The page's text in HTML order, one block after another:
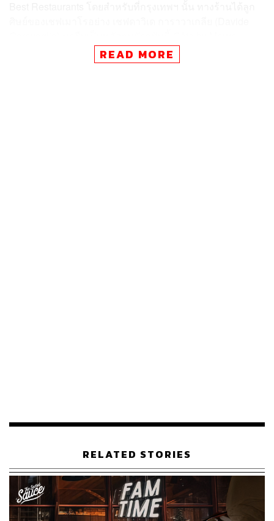
Colagreco ได้รับรางวัลมิชลิน 1 ดวงจากมิชลิน ไกด์
ประเทศไทย เป็นที่เรียบร้อย
บาท ใครสนใจเข้าไปดูรายละเอียดและจองที่นั่งกันได้ที่http
ภาพ:Courtesy of the Restaurant
TAGS: Cote by Mauro Colagreco
ร้านอาหาร
Capella Bangkok
เชฟ Mauro Colagreco
READ MORE
RELATED STORIES